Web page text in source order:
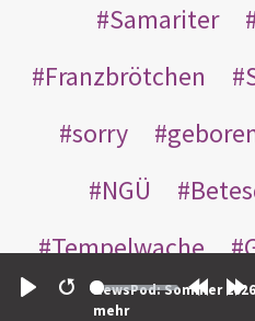
Restart
NewsPod: Sommer
mehr
Samariter
Franzbrötchen
sorry
NGÜ
Tempelwache
Gottes
Bote